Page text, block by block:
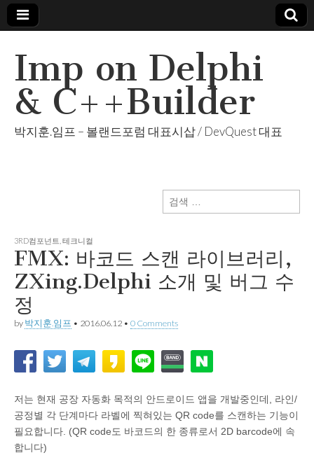
Imp on Delphi
& C++Builder
박지훈.임프 – 볼랜드포럼 대표시삽 / DevQuest 대표
검
색:
3RD컴포넌트 테크니컬
FMX: 바코드 스캔 라이브러리,
ZXing.Delphi 소개 및 버그 수
정
by 박지훈.임프 • 2016.06.12 • 0 Comments
저는 현재 공장 자동화 목적의 안드로이드 앱을 개발중인데, 라인/
공정별 각 단계마다 라벨에 찍혀있는 QR code를 스캔하는 기능이
필요합니다. (QR code도 바코드의 한 종류로서 2D barcode에 속
합니다)